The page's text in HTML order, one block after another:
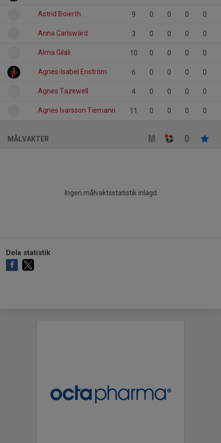
Astrid Boierth 9 0 0 0 0
Anna Carlswärd 3 0 0 0 0
Alma Gilali 10 0 0 0 0
Agnes-Isabel Enström 6 0 0 0 0
Agnes Tazewell 4 0 0 0 0
Agnes Ivarsson Tiemann 11 0 0 0 0
MÅLVAKTER
Ingen målvaktsstatistik inlagd
Dela statistik